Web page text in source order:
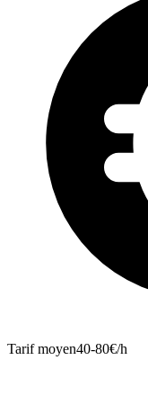
Tarif moyen40-80€/h